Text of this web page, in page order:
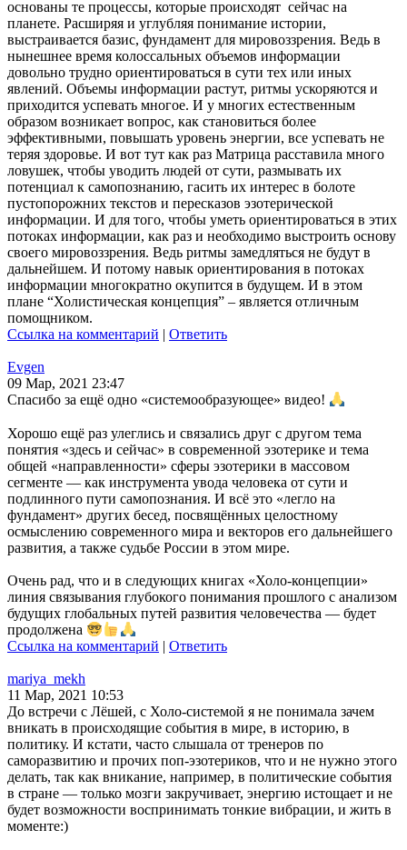
основаны те процессы, которые происходят сейчас на
планете. Расширяя и углубляя понимание истории,
выстраивается базис, фундамент для мировоззрения. Ведь в
нынешнее время колоссальных объемов информации
довольно трудно ориентироваться в сути тех или иных
явлений. Объемы информации растут, ритмы ускоряются и
приходится успевать многое. И у многих естественным
образом возникает вопрос, как становиться более
эффективными, повышать уровень энергии, все успевать не
теряя здоровье. И вот тут как раз Матрица расставила много
ловушек, чтобы уводить людей от сути, размывать их
потенциал к самопознанию, гасить их интерес в болоте
пустопорожних текстов и пересказов эзотерической
информации. И для того, чтобы уметь ориентироваться в этих
потоках информации, как раз и необходимо выстроить основу
своего мировоззрения. Ведь ритмы замедляться не будут в
дальнейшем. И потому навык ориентирования в потоках
информации многократно окупится в будущем. И в этом
плане “Холистическая концепция” – является отличным
помощником.
Ссылка на комментарий | Ответить
Evgen
09 Мар, 2021 23:47
Спасибо за ещё одно «системообразующее» видео!
Хорошо ещё раз улеглись и связались друг с другом тема
понятия «здесь и сейчас» в современной эзотерике и тема
общей «направленности» сферы эзотерики в массовом
сегменте — как инструмента увода человека от сути и
подлинного пути самопознания. И всё это «легло на
фундамент» других бесед, посвящённых целостному
осмыслению современного мира и векторов его дальнейшего
развития, а также судьбе России в этом мире.
Очень рад, что и в следующих книгах «Холо-концепции»
линия связывания глубокого понимания прошлого с анализом
будущих глобальных путей развития человечества — будет
продолжена
Ссылка на комментарий | Ответить
mariya_mekh
11 Мар, 2021 10:53
До встречи с Лёшей, с Холо-системой я не понимала зачем
вникать в происходящие события в мире, в историю, в
политику. И кстати, часто слышала от тренеров по
саморазвитию и прочих поп-эзотериков, что и не нужно этого
делать, так как вникание, например, в политические события
в стране — только мозги закручивает, энергию истощает и не
будет возможности воспринимать тонкие вибрации, и жить в
моменте:)